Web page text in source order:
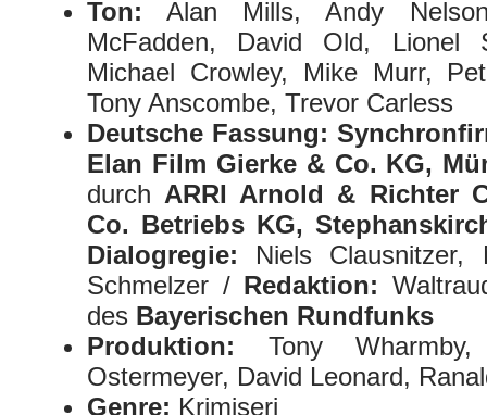
Ton: Alan Mills, Andy
McFadden, David Old, Lionel
Michael Crowley, Mike Murr,
Tony Anscombe, Trevor Carless
Deutsche Fassung:
Elan Film Gierke & Co. KG,
durch ARRI Arnold & Richter
Co. Betriebs KG,
Dialogregie: Niels Clausnitzer,
Schmelzer / Redaktion:
des Bayerischen Rundfunks
Produktion: Tony
Ostermeyer, David Leonard,
Genre: Krimiseri